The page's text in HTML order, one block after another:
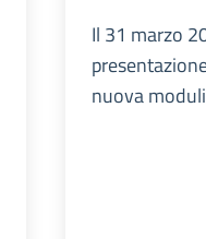
Il 31 marzo
nuova